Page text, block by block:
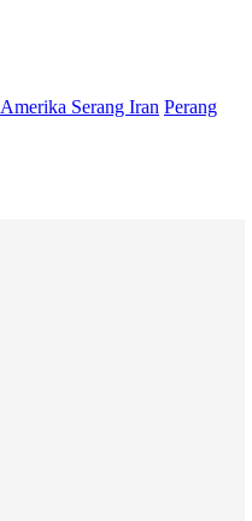
Amerika Serang Iran Perang